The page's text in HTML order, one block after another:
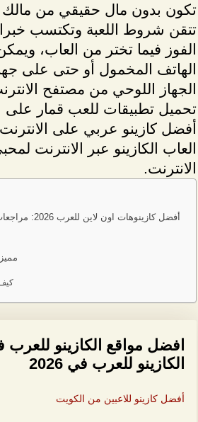
تكون بدون مال حقيقي من مالك
تتقن شروط اللعبة وتكتسب
الفوز فيما تختر من العاب،
الهاتف المخمول أو حتى على
الجهاز اللوحي من مصتفح
تحميل تطبيقات للعب قمار على
أفضل كازينو عربي على
العاب الكازينو عبر الانترنت
الانترنت.
أفضل كازينوهات
افضل مواقع الكازينو
الكازينو للعرب في 2026
أفضل كازينو للاعبين من الكويت